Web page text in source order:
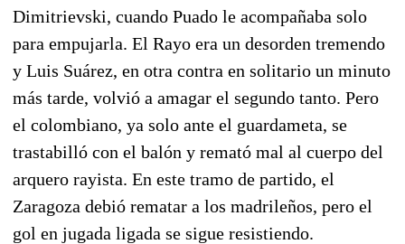
Dimitrievski, cuando Puado le acompañaba solo
para empujarla. El Rayo era un desorden tremendo
y Luis Suárez, en otra contra en solitario un minuto
más tarde, volvió a amagar el segundo tanto. Pero
el colombiano, ya solo ante el guardameta, se
trastabilló con el balón y remató mal al cuerpo del
arquero rayista. En este tramo de partido, el
Zaragoza debió rematar a los madrileños, pero el
gol en jugada ligada se sigue resistiendo.